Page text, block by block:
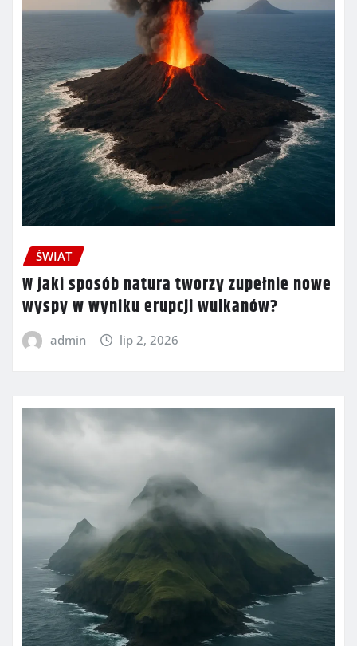
ŚWIAT
W jaki sposób natura tworzy zupełnie nowe
wyspy w wyniku erupcji wulkanów?
admin lip 2, 2026